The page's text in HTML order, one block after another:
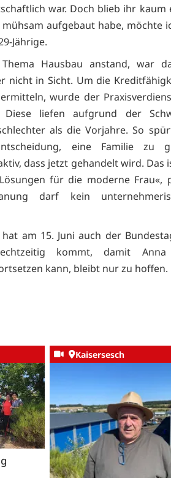
war. Doch blieb ihr kaum
aufgebaut habe, möchte
Jährige.
Hausbau anstand, war
nicht in Sicht. Um die
wurde der
Diese liefen aufgrund der
als die Vorjahre. So
eine Familie zu
dass jetzt gehandelt wird. Das
für die moderne Frau«,
darf kein
am 15. Juni auch der
kommt, damit
kann, bleibt nur zu hoffen.
Kaisersesch